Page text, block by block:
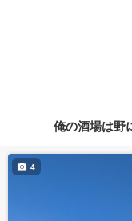
俺の酒場は野
4